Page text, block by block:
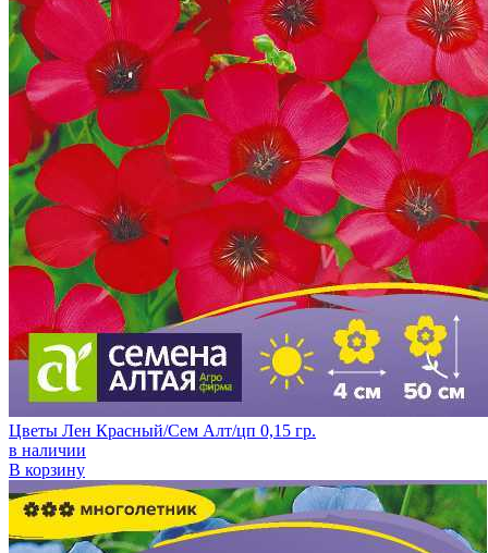
Цветы Лен Красный/Сем Алт/цп 0,15 гр.
в наличии
В корзину